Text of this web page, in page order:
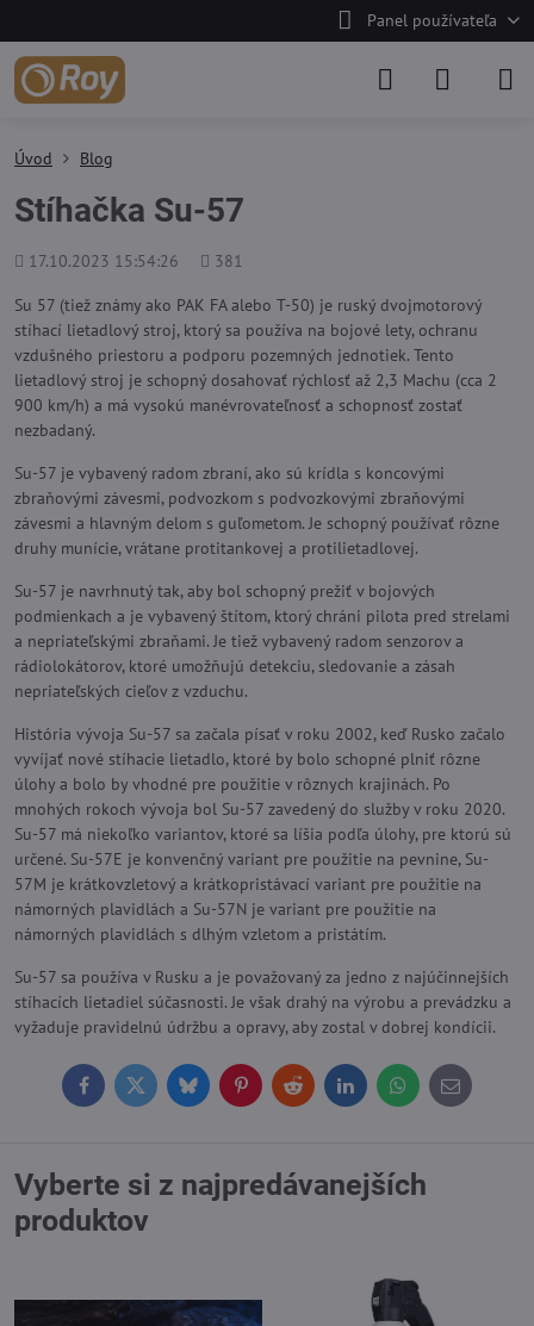
Panel používateľa
Úvod Blog
Stíhačka Su-57
Pridané
17.10.2023 15:54:26
Počet
381
Su 57 (tiež známy ako PAK FA alebo T-50) je ruský dvojmotorový
stíhací lietadlový stroj, ktorý sa používa na bojové lety, ochranu
vzdušného priestoru a podporu pozemných jednotiek. Tento
lietadlový stroj je schopný dosahovať rýchlosť až 2,3 Machu (cca 2
900 km/h) a má vysokú manévrovateľnosť a schopnosť zostať
nezbadaný.
Su-57 je vybavený radom zbraní, ako sú krídla s koncovými
zbraňovými závesmi, podvozkom s podvozkovými zbraňovými
závesmi a hlavným delom s guľometom. Je schopný používať rôzne
druhy munície, vrátane protitankovej a protilietadlovej.
Su-57 je navrhnutý tak, aby bol schopný prežiť v bojových
podmienkach a je vybavený štítom, ktorý chráni pilota pred strelami
a nepriateľskými zbraňami. Je tiež vybavený radom senzorov a
rádiolokátorov, ktoré umožňujú detekciu, sledovanie a zásah
nepriateľských cieľov z vzduchu.
História vývoja Su-57 sa začala písať v roku 2002, keď Rusko začalo
vyvíjať nové stíhacie lietadlo, ktoré by bolo schopné plniť rôzne
úlohy a bolo by vhodné pre použitie v rôznych krajinách. Po
mnohých rokoch vývoja bol Su-57 zavedený do služby v roku 2020.
Su-57 má niekoľko variantov, ktoré sa líšia podľa úlohy, pre ktorú sú
určené. Su-57E je konvenčný variant pre použitie na pevnine, Su-
57M je krátkovzletový a krátkopristávací variant pre použitie na
námorných plavidlách a Su-57N je variant pre použitie na
námorných plavidlách s dlhým vzletom a pristátím.
Su-57 sa používa v Rusku a je považovaný za jedno z najúčinnejších
stíhacích lietadiel súčasnosti. Je však drahý na výrobu a prevádzku a
vyžaduje pravidelnú údržbu a opravy, aby zostal v dobrej kondícii.
FacebookTwitterBlueskyPinterestReddit LinkedInWhatsApp
E-
mail
Vyberte si z najpredávanejších
produktov